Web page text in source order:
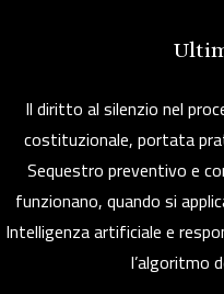
Il diritto al silenzio nel
costituzionale, portata
Sequestro preventivo e
funzionano, quando si
Intelligenza artificiale e
l’algoritmo